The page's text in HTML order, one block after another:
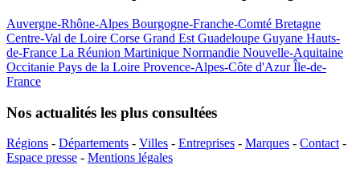
Auvergne-Rhône-Alpes Bourgogne-Franche-Comté Bretagne
Centre-Val de Loire Corse Grand Est Guadeloupe Guyane Hauts-
de-France La Réunion Martinique Normandie Nouvelle-Aquitaine
Occitanie Pays de la Loire Provence-Alpes-Côte d'AzurÎle-de-
France
Nos actualités les plus consultées
Régions - Départements - Villes - Entreprises - Marques - Contact -
Espace presse - Mentions légales